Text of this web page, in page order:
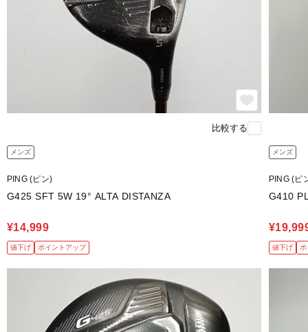
比較する
メンズ
PING (ピン)
G425 SFT 5W 19° ALTA DISTANZA
¥14,999
値下げ ポイントアップ
メンズ
PING (ピ
G410
値下げ